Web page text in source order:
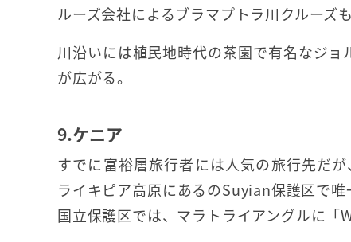
ルーズ会社によるブラマプトラ川クルーズ
川沿いには植民地時代の茶園で有名なジ
が広がる。
9.ケニア
すでに富裕層旅行者には人気の旅行先だ
ライキピア高原にあるのSuyian保護区で
国立保護区では、マラトライアングルに「